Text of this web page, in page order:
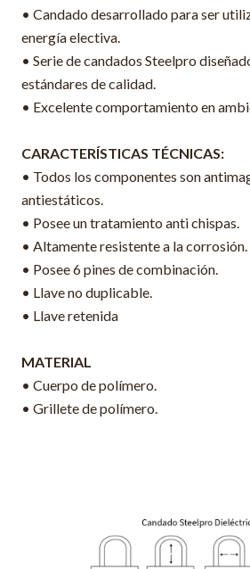
• Candado desarrollado para ser
energía electiva.
• Serie de candados Steelpro
estándares de calidad.
• Excelente comportamiento en
CARACTERÍSTICAS TÉCNICAS:
• Todos los componentes son
antiestáticos.
• Posee un tratamiento anti chispas.
• Altamente resistente a la corrosión.
• Posee 6 pines de combinación.
• Llave no duplicable.
• Llave retenida
MATERIAL
• Cuerpo de polímero.
• Grillete de polímero.